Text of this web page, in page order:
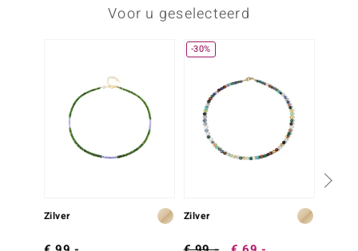
Voor u geselecteerd
Zilver
-30%
Zilver